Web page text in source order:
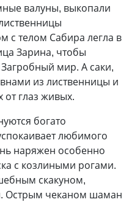
валуны, выкопали
с телом Сабира легла в
Зарина, чтобы
мир. А саки,
из лиственницы и
глаз живых.
богато
любимого
наряжен особенно
с козлиными рогами.
скакуном,
Острым чеканом шаман